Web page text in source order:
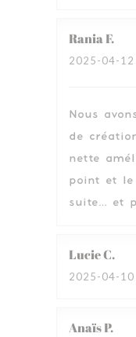
RaniaF
2025-04-12
Nous
de
nette
point et le
suite… et
LucieC
2025-04-10
AnaïsP